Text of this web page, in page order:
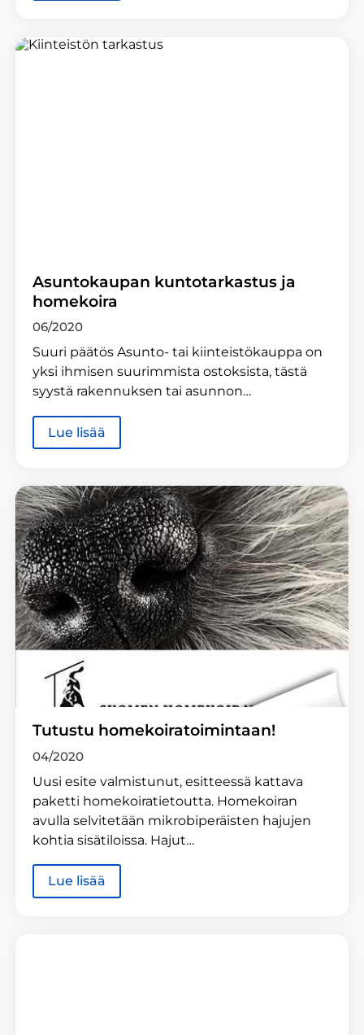
Asuntokaupan kuntotarkastus ja
homekoira
06/2020
Suuri päätös Asunto- tai kiinteistökauppa on
yksi ihmisen suurimmista ostoksista, tästä
syystä rakennuksen tai asunnon…
Lue lisää
Tutustu homekoiratoimintaan!
04/2020
Uusi esite valmistunut, esitteessä kattava
paketti homekoiratietoutta. Homekoiran
avulla selvitetään mikrobiperäisten hajujen
kohtia sisätiloissa. Hajut…
Lue lisää